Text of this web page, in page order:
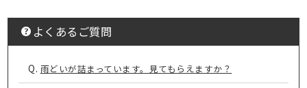
よくあるご質問
Q. 雨どいが詰まっています。見てもらえますか？